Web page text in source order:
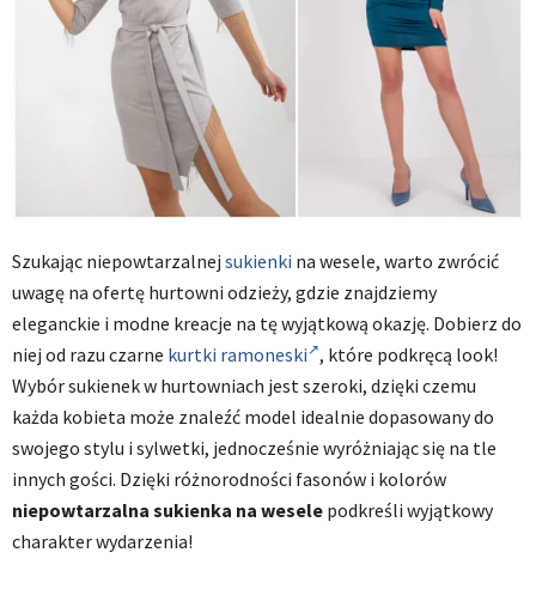
Szukając niepowtarzalnej sukienki na wesele, warto zwrócić
uwagę na ofertę hurtowni odzieży, gdzie znajdziemy
eleganckie i modne kreacje na tę wyjątkową okazję. Dobierz do
niej od razu czarne kurtki ramoneski , które podkręcą look!
Wybór sukienek w hurtowniach jest szeroki, dzięki czemu
każda kobieta może znaleźć model idealnie dopasowany do
swojego stylu i sylwetki, jednocześnie wyróżniając się na tle
innych gości. Dzięki różnorodności fasonów i kolorów
niepowtarzalna sukienka na wesele podkreśli wyjątkowy
charakter wydarzenia!